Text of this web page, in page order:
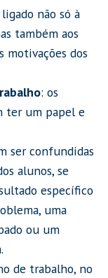
não só à
também aos
motivações dos
: os
ter um papel e
ser confundidas
alunos, se
específico
uma
ou um
de trabalho, no